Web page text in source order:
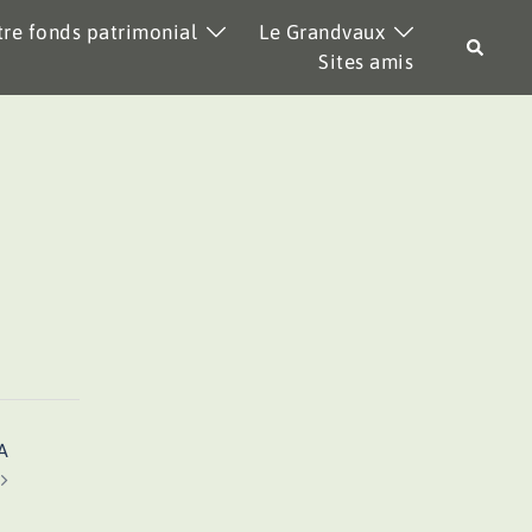
fonds patrimonial
Le Grandvaux
Sites amis